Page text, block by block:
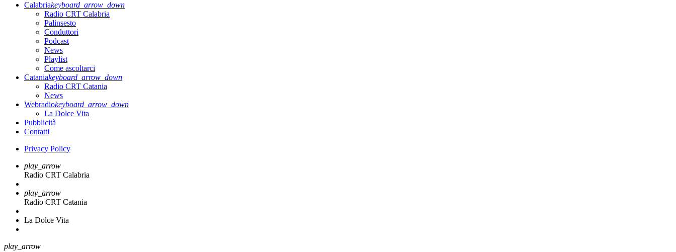
Calabriakeyboard_arrow_down
Radio CRT Calabria
Palinsesto
Conduttori
Podcast
News
Playlist
Come ascoltarci
Cataniakeyboard_arrow_down
Radio CRT Catania
News
Webradiokeyboard_arrow_down
La Dolce Vita
Pubblicità
Contatti
Privacy Policy
play_arrow
Radio CRT Calabria
play_arrow
Radio CRT Catania
La Dolce Vita
play_arrow